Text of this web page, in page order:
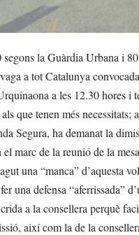
la Guàrdia Urbana i
a tot Catalunya
a les 12.30 hores i
que tenen més
Segura, ha demanat la
marc de la reunió de la
una “manca” d’aquesta
una defensa “aferrissada”
a la consellera perquè
així com la de la